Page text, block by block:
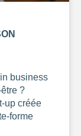
business
?
up créée
forme